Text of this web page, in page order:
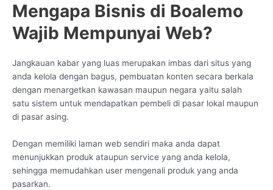
Mengapa Bisnis di Boalemo
Wajib Mempunyai Web?
Jangkauan kabar yang luas merupakan imbas dari situs yang
anda kelola dengan bagus, pembuatan konten secara berkala
dengan menargetkan kawasan maupun negara yaitu salah
satu sistem untuk mendapatkan pembeli di pasar lokal maupun
di pasar asing.
Dengan memiliki laman web sendiri maka anda dapat
menunjukkan produk ataupun service yang anda kelola,
sehingga memudahkan user mengenali produk yang anda
pasarkan.